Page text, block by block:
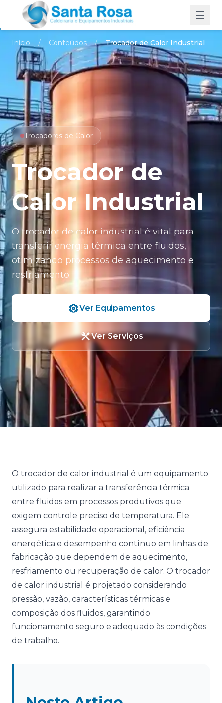
Início / Conteúdos / Trocador de Calor Industrial
Trocadores de Calor
Trocador de
Calor Industrial
O trocador de calor industrial é vital para
transferir energia térmica entre fluidos,
otimizando processos de aquecimento e
resfriamento.
Ver Equipamentos
Ver Serviços
O trocador de calor industrial é um equipamento
utilizado para realizar a transferência térmica
entre fluidos em processos produtivos que
exigem controle preciso de temperatura. Ele
assegura estabilidade operacional, eficiência
energética e desempenho contínuo em linhas de
fabricação que dependem de aquecimento,
resfriamento ou recuperação de calor. O trocador
de calor industrial é projetado considerando
pressão, vazão, características térmicas e
composição dos fluidos, garantindo
funcionamento seguro e adequado às condições
de trabalho.